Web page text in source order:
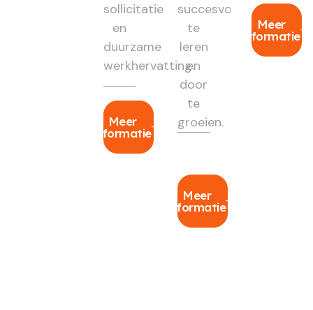
sollicitatie
en
duurzame
werkhervatting.
Meer
informatie
succesvol
te
leren
en
door
te
groeien.
Meer
informatie
Meer
informatie